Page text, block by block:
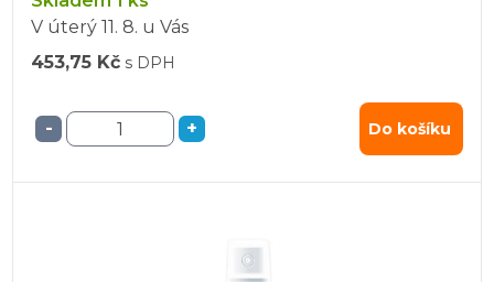
V úterý 11. 8. u Vás
453,75 Kč s DPH
- + Do košíku